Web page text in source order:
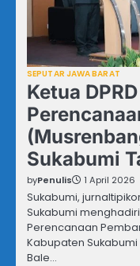
SEPUTAR JAWA BARAT
Ketua
Sukabumi
byPenulis 1 April 2026
Sukabumi,
Sukabumi
Perencanaan
Kabupaten
Bale…